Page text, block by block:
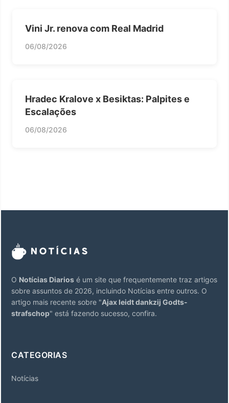
Vini Jr. renova com Real Madrid
06/08/2026
Hradec Kralove x Besiktas: Palpites e
Escalações
06/08/2026
O Notícias Diarios é um site que frequentemente traz artigos
sobre assuntos de 2026, incluindo Notícias entre outros. O
artigo mais recente sobre "Ajax leidt dankzij Godts-
strafschop" está fazendo sucesso, confira.
CATEGORIAS
Notícias